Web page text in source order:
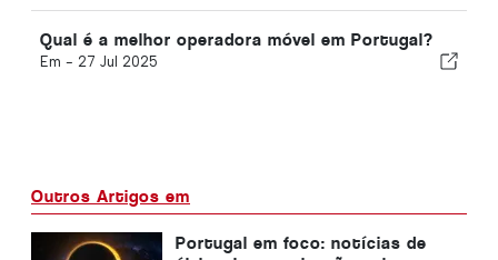
Qual é a melhor operadora móvel em Portugal?
Em - 27 Jul 2025
Outros Artigos em
Portugal em foco: notícias de